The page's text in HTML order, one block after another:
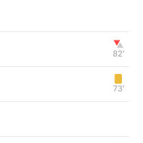
82‎’‎
73‎’‎